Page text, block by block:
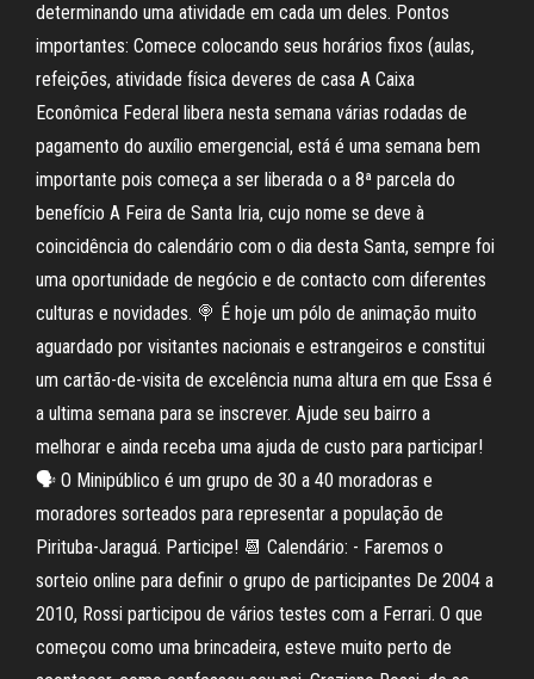
determinando uma atividade em cada um deles. Pontos
importantes: Comece colocando seus horários fixos (aulas,
refeições, atividade física deveres de casa A Caixa
Econômica Federal libera nesta semana várias rodadas de
pagamento do auxílio emergencial, está é uma semana bem
importante pois começa a ser liberada o a 8ª parcela do
benefício A Feira de Santa Iria, cujo nome se deve à
coincidência do calendário com o dia desta Santa, sempre foi
uma oportunidade de negócio e de contacto com diferentes
culturas e novidades. 🍭 É hoje um pólo de animação muito
aguardado por visitantes nacionais e estrangeiros e constitui
um cartão-de-visita de excelência numa altura em que Essa é
a ultima semana para se inscrever. Ajude seu bairro a
melhorar e ainda receba uma ajuda de custo para participar!
🗣️ O Minipúblico é um grupo de 30 a 40 moradoras e
moradores sorteados para representar a população de
Pirituba-Jaraguá. Participe! 📆 Calendário: - Faremos o
sorteio online para definir o grupo de participantes De 2004 a
2010, Rossi participou de vários testes com a Ferrari. O que
começou como uma brincadeira, esteve muito perto de